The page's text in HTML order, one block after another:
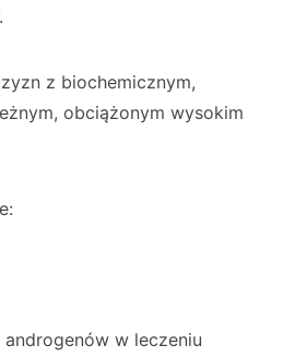
z biochemicznym,
obciążonym wysokim
w leczeniu